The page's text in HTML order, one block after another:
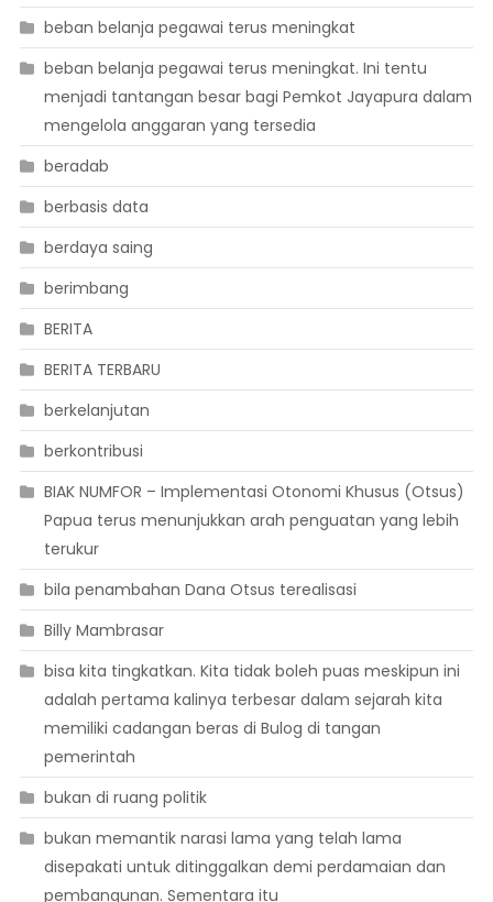
beban belanja pegawai terus meningkat
beban belanja pegawai terus meningkat. Ini tentu
menjadi tantangan besar bagi Pemkot Jayapura dalam
mengelola anggaran yang tersedia
beradab
berbasis data
berdaya saing
berimbang
BERITA
BERITA TERBARU
berkelanjutan
berkontribusi
BIAK NUMFOR – Implementasi Otonomi Khusus (Otsus)
Papua terus menunjukkan arah penguatan yang lebih
terukur
bila penambahan Dana Otsus terealisasi
Billy Mambrasar
bisa kita tingkatkan. Kita tidak boleh puas meskipun ini
adalah pertama kalinya terbesar dalam sejarah kita
memiliki cadangan beras di Bulog di tangan
pemerintah
bukan di ruang politik
bukan memantik narasi lama yang telah lama
disepakati untuk ditinggalkan demi perdamaian dan
pembangunan. Sementara itu